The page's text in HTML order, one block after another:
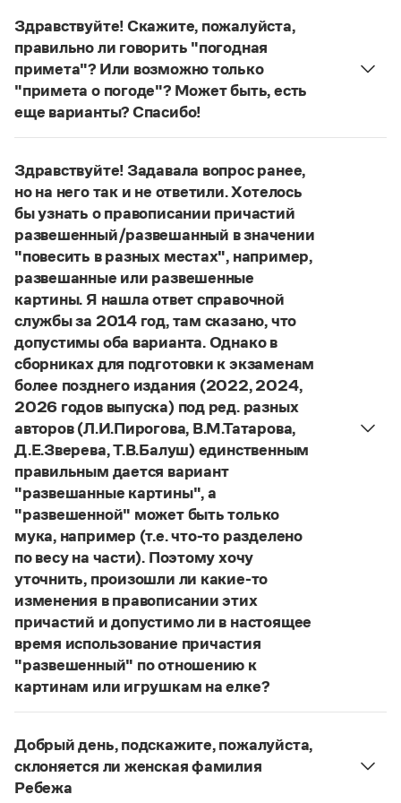
Справочники
Правила русской орфографии и пунктуации
Русский язык. Краткий теоретический курс
Письмовник
Справочник по пунктуации
Словарь-справочник трудностей
Справочник по фразеологии
Азбучные истины
Словарь-справочник непростые слова
Все справочники портала
Журнал
Новости и события
Статьи
Монологи
Интервью
Рекомендуем
Учебник Грамоты
Правила русского языка: от азов до тонкостей
Интерактивные упражнения: от простого к сложному
Скороговорки
Издательство
Словари
Научпоп
Учебники и справочники
Все книги
Словарь русских имён
Словарь методических терминов
(1956)
Здравствуйте! Скажите, пожалуйста,
правильно ли говорить "погодная
примета"? Или возможно только
"примета о погоде"? Может быть, есть
еще варианты? Спасибо!
Сочетаниепогодные приметыотвечает нормам
сочетанияприметы(хорошей, плохой)погоды
приметы о погоде;приметы, относящиеся
к погоде.
Страница ответа
Здравствуйте! Задавала вопрос ранее,
но на него так и не ответили. Хотелось
бы узнать о правописании причастий
развешенный/развешанный в значении
"повесить в разных местах", например,
развешанные или развешенные
картины. Я нашла ответ справочной
службы за 2014 год, там сказано, что
допустимы оба варианта. Однако в
сборниках для подготовки к экзаменам
более позднего издания (2022, 2024,
2026 годов выпуска) под ред. разных
авторов (Л.И.Пирогова, В.М.Татарова,
Д.Е.Зверева, Т.В.Балуш) единственным
правильным дается вариант
"развешанные картины", а
"развешенной" может быть только
мука, например (т.е. что-то разделено
по весу на части). Поэтому хочу
уточнить, произошли ли какие-то
изменения в правописании этих
причастий и допустимо ли в настоящее
время использование причастия
"развешенный" по отношению к
картинам или игрушкам на елке?
Нашответ2014 года по-прежнему актуален.
то игнорируют рекомендации нормативных
словарей русского языка, в которых указан глагол
развесить
Добрый день, подскажите, пожалуйста,
склоняется ли женская фамилия
Ребежа